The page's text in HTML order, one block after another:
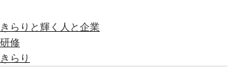
きらりと輝く人と企業
研修
きらり